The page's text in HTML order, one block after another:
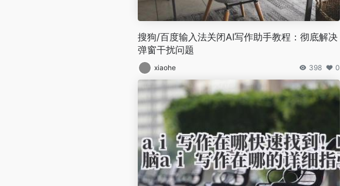
搜狗/百度输入法关闭AI写作助手教程：彻底解决
弹窗干扰问题
xiaohe 398 0